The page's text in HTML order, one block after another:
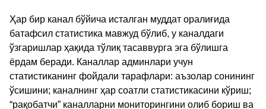
Ҳар бир канал бўйича исталган муддат оралиғида
батафсил статистика мавжуд бўлиб, у каналдаги
ўзгаришлар ҳақида тўлиқ тасаввурга эга бўлишга
ёрдам беради. Каналлар админлари учун
статистиканинг фойдали тарафлари: аъзолар сонининг
ўсишини; каналнинг ҳар соатли статистикасини кўриш;
“рақобатчи” каналларни мониторингини олиб бориш ва